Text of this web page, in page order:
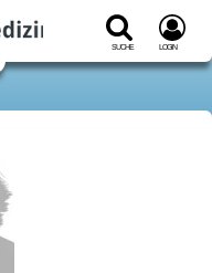
Suche Login